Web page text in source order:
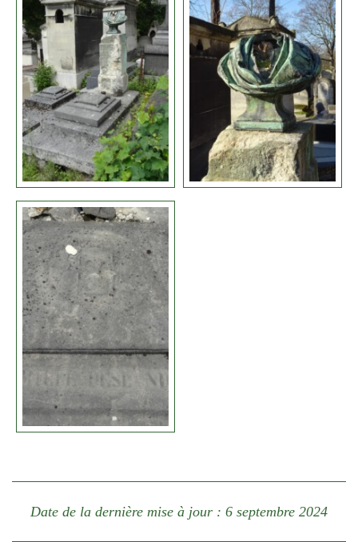
Date de la dernière mise à jour : 6 septembre 2024